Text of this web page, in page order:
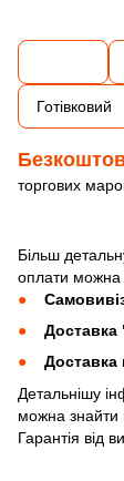
Готівковий
торгових
Більш
оплати можна
Доставка
Детальнішу
можна знайти
Гарантія від